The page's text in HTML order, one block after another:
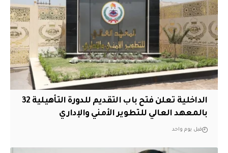
الداخلية تعلن فتح باب التقديم للدورة التأهيلية 32
بالمعهد العالي للتطوير الأمني والإداري
قبل يوم واحد